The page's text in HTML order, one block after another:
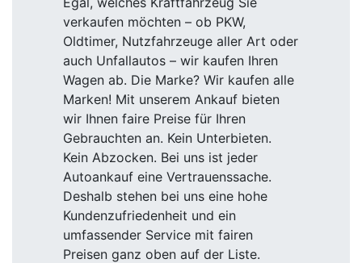
verkaufen möchten – ob PKW,
Oldtimer, Nutzfahrzeuge aller Art oder
auch Unfallautos – wir kaufen Ihren
Wagen ab. Die Marke? Wir kaufen alle
Marken! Mit unserem Ankauf bieten
wir Ihnen faire Preise für Ihren
Gebrauchten an. Kein Unterbieten.
Kein Abzocken. Bei uns ist jeder
Autoankauf eine Vertrauenssache.
Deshalb stehen bei uns eine hohe
Kundenzufriedenheit und ein
umfassender Service mit fairen
Preisen ganz oben auf der Liste.